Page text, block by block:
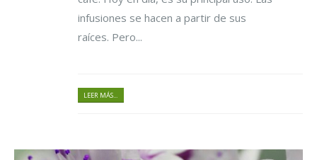
infusiones se hacen a partir de sus
raíces. Pero...
LEER MÁS...